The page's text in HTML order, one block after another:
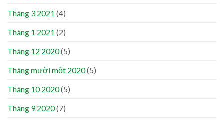
Tháng 3 2021 (4)
Tháng 1 2021 (2)
Tháng 12 2020(5)
Tháng mười một 2020(5)
Tháng 10 2020(5)
Tháng 9 2020(7)